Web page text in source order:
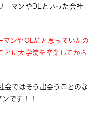
ーマンやOLといった会社
マンやOLだと思っていたの
とに大学院を卒業してから
会ではそう出会うことのな
です！！